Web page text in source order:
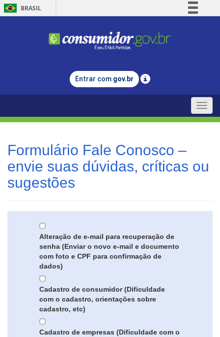
BRASIL
Comunica BR
Legislação
Entrar com gov.br
Toggle
Formulário Fale Conosco –
envie suas dúvidas, críticas ou
sugestões
Alteração de e-mail para recuperação de
senha (Enviar o novo e-mail e documento
com foto e CPF para confirmação de
dados)
Cadastro de consumidor (Dificuldade
com o cadastro, orientações sobre
cadastro, etc)
Cadastro de empresas (Dificuldade com o